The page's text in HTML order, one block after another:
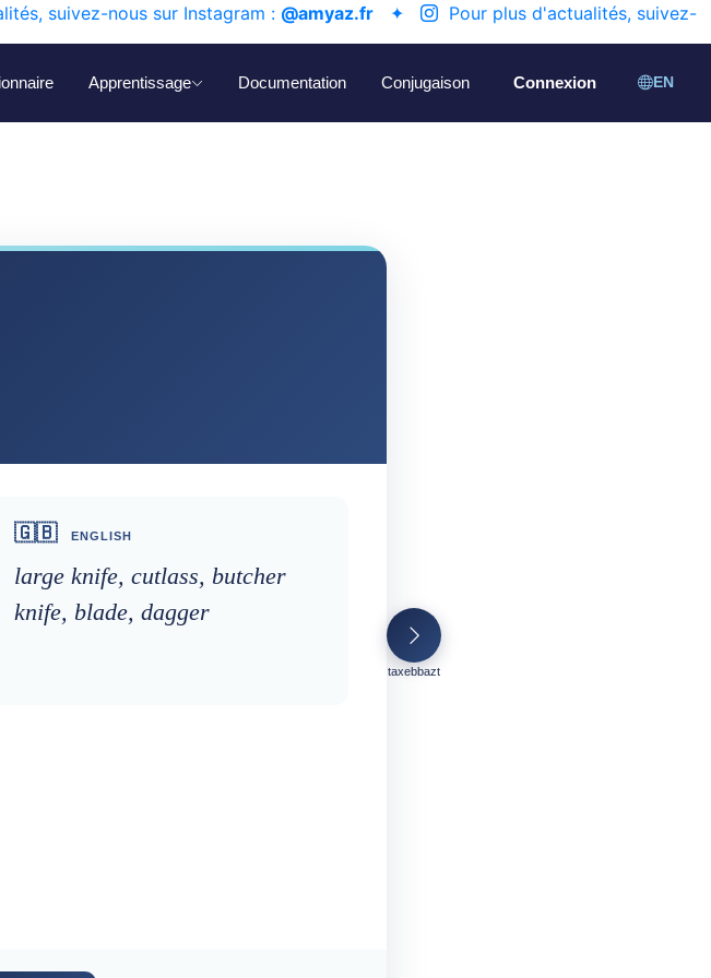
suivez-nous sur Instagram : @amyaz.fr ✦
Pour plus d'actualités, suivez-
Apprentissage Documentation Conjugaison Connexion EN
🇬🇧 ENGLISH
large knife, cutlass, butcher
knife, blade, dagger
taxebbazt